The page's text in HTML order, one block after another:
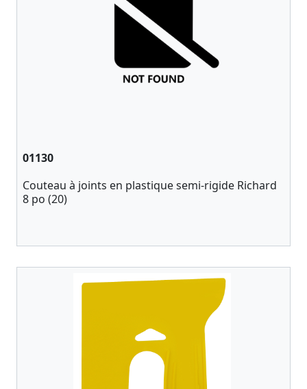
01130
Couteau à joints en plastique semi-rigide Richard
8 po (20)